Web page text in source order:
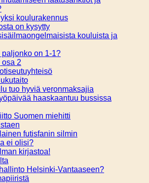
koulurakennus
on kysytty
kouluista ja
on 1-1?
osa 2
tuo hyviä veronmaksajia
haaskaantuu bussissa
Suomen miehitti
futisfanin silmin
ei olisi?
kirjastoa!
Helsinki-Vantaaseen?